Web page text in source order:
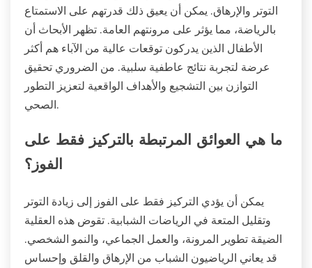
التوتر والإرهاق. يمكن أن يعيق ذلك قدرتهم على الاستمتاع
بالرياضة، مما يؤثر على مرونتهم العامة. تظهر الأبحاث أن
الأطفال الذين يدركون توقعات عالية من الآباء هم أكثر
عرضة لتجربة نتائج عاطفية سلبية. من الضروري تحقيق
التوازن بين التشجيع والأهداف الواقعية لتعزيز التطور
الصحي.
ما هي العوائق المرتبطة بالتركيز فقط على
الفوز؟
يمكن أن يؤدي التركيز فقط على الفوز إلى زيادة التوتر
وتقليل المتعة في الرياضات الشبابية. تقوض هذه العقلية
الضيقة تطوير المرونة، والعمل الجماعي، والنمو الشخصي.
قد يعاني الرياضيون الشباب من الإرهاق والقلق وإحساس